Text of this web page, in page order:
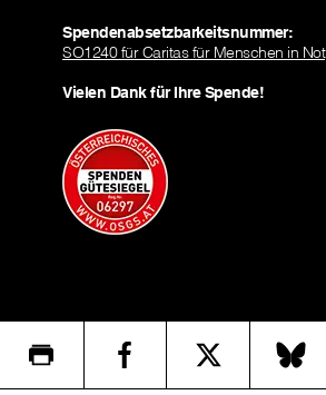
Spendenabsetzbarkeitsnummer:
SO1240 für Caritas für Menschen in Not
Vielen Dank für Ihre Spende!